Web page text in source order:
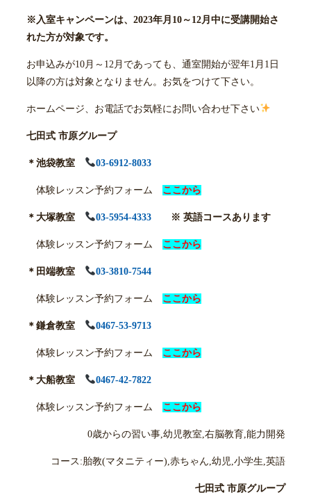
※入室キャンペーンは、 2023年月10～12月中に受講開始さ
れた方が対象です。
お申込みが10月～12月であっても、通室開始が翌年1月1日
以降の方は対象となりません。お気をつけて下さい。
ホームページ、お電話でお気軽にお問い合わせ下さい
七田式 市原グループ
＊池袋教室 03-6912-8033
体験レッスン予約フォーム ここから
＊大塚教室 03-5954-4333※ 英語コースあります
体験レッスン予約フォーム ここから
＊田端教室 03-3810-7544
体験レッスン予約フォーム ここから
＊鎌倉教室 0467-53-9713
体験レッスン予約フォーム ここから
＊大船教室 0467-42-7822
体験レッスン予約フォーム ここから
0歳からの習い事,幼児教室,右脳教育,能力開発
コース:胎教(マタニティー),赤ちゃん,幼児,小学生,英語
七田式 市原グループ